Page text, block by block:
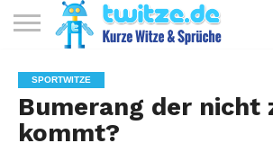
KURZE
WITZE
KURZE
SPRÜCHE
KURZE
GEDICHTE
TOP
10
SPORTWITZE
Bumerang der nicht
kommt?